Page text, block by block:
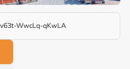
WwcLq-qKwLA